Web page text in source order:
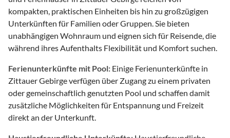
kompakten, praktischen Einheiten bis hin zu großzügigen
Unterkünften für Familien oder Gruppen. Sie bieten
unabhängigen Wohnraum und eignen sich für Reisende, die
während ihres Aufenthalts Flexibilität und Komfort suchen.
Ferienunterkünfte mit Pool: Einige Ferienunterkünfte in
Zittauer Gebirge verfügen über Zugang zu einem privaten
oder gemeinschaftlich genutzten Pool und schaffen damit
zusätzliche Möglichkeiten für Entspannung und Freizeit
direkt an der Unterkunft.